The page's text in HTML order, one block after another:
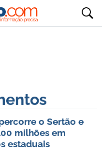
o Sertão e
milhões em
estaduais